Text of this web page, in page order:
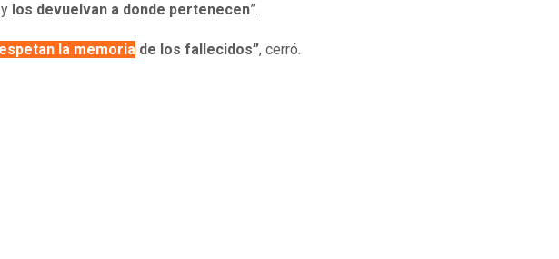
los devuelvan a donde pertenecen”.
la memoria de los fallecidos”, cerró.